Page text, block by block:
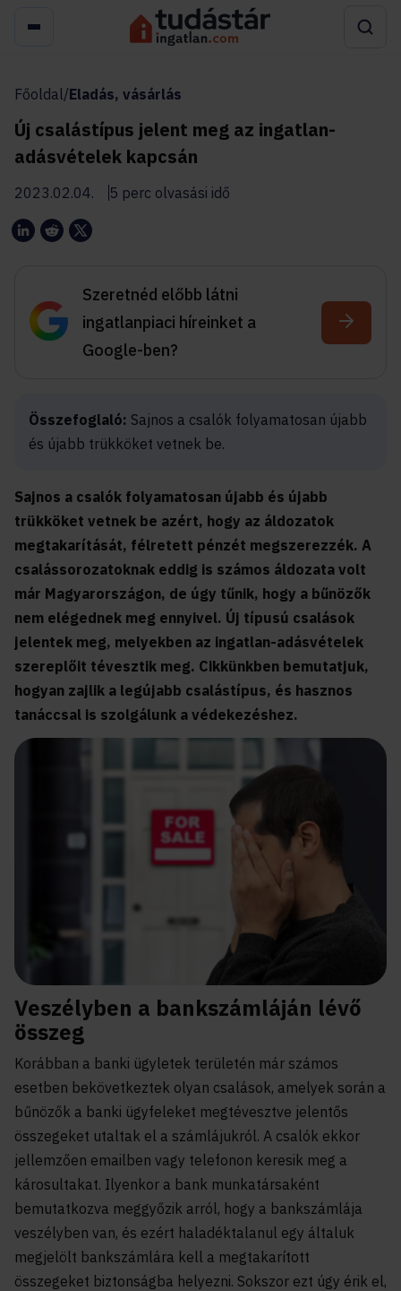
Főoldal/Eladás, vásárlás
Új csalástípus jelent meg az ingatlan-
adásvételek kapcsán
2023.02.04. 5 perc olvasási idő
Szeretnéd előbb látni
ingatlanpiaci híreinket a
Google-ben?
Összefoglaló: Sajnos a csalók folyamatosan újabb
és újabb trükköket vetnek be.
Sajnos a csalók folyamatosan újabb és újabb
trükköket vetnek be azért, hogy az áldozatok
megtakarítását, félretett pénzét megszerezzék. A
csalássorozatoknak eddig is számos áldozata volt
már Magyarországon, de úgy tűnik, hogy a bűnözők
nem elégednek meg ennyivel. Új típusú csalások
jelentek meg, melyekben az ingatlan-adásvételek
szereplőit tévesztik meg. Cikkünkben bemutatjuk,
hogyan zajlik a legújabb csalástípus, és hasznos
tanáccsal is szolgálunk a védekezéshez.
Veszélyben a bankszámláján lévő
összeg
Korábban a banki ügyletek területén már számos
esetben bekövetkeztek olyan csalások, amelyek során a
bűnözők a banki ügyfeleket megtévesztve jelentős
összegeket utaltak el a számlájukról. A csalók ekkor
jellemzően emailben vagy telefonon keresik meg a
károsultakat. Ilyenkor a bank munkatársaként
bemutatkozva meggyőzik arról, hogy a bankszámlája
veszélyben van, és ezért haladéktalanul egy általuk
megjelölt bankszámlára kell a megtakarított
összegeket biztonságba helyezni. Sokszor ezt úgy érik el,